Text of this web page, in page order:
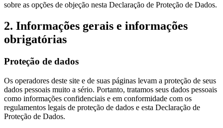
sobre as opções de objeção nesta Declaração de Proteção de Dados.
2. Informações gerais e informações
obrigatórias
Proteção de dados
Os operadores deste site e de suas páginas levam a proteção de seus
dados pessoais muito a sério. Portanto, tratamos seus dados pessoais
como informações confidenciais e em conformidade com os
regulamentos legais de proteção de dados e esta Declaração de
Proteção de Dados.